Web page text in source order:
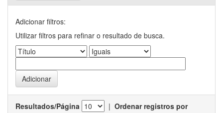
Adicionar filtros:
Utilizar filtros para refinar o resultado de busca.
Resultados/Página | Ordenar registros por